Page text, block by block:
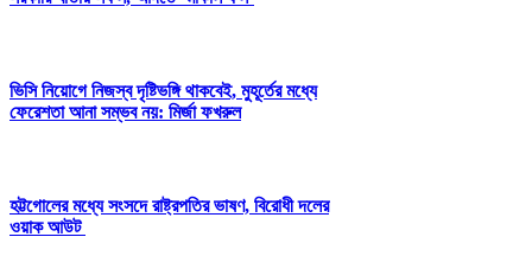
ভিসি নিয়োগে নিজস্ব দৃষ্টিভঙ্গি থাকবেই, মুহূর্তের মধ্যে
ফেরেশতা আনা সম্ভব নয়: মির্জা ফখরুল
হট্টগোলের মধ্যে সংসদে রাষ্ট্রপতির ভাষণ, বিরোধী দলের
ওয়াক আউট